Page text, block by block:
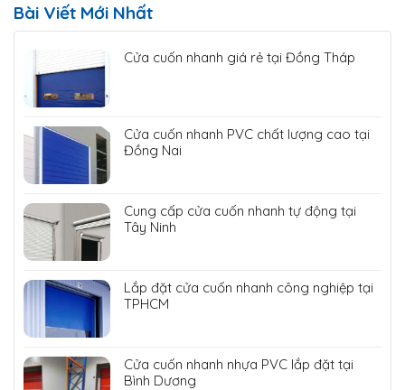
Bài Viết Mới Nhất
Cửa cuốn nhanh giá rẻ tại Đồng Tháp
Cửa cuốn nhanh PVC chất lượng cao tại
Đồng Nai
Cung cấp cửa cuốn nhanh tự động tại
Tây Ninh
Lắp đặt cửa cuốn nhanh công nghiệp tại
TPHCM
Cửa cuốn nhanh nhựa PVC lắp đặt tại
Bình Dương